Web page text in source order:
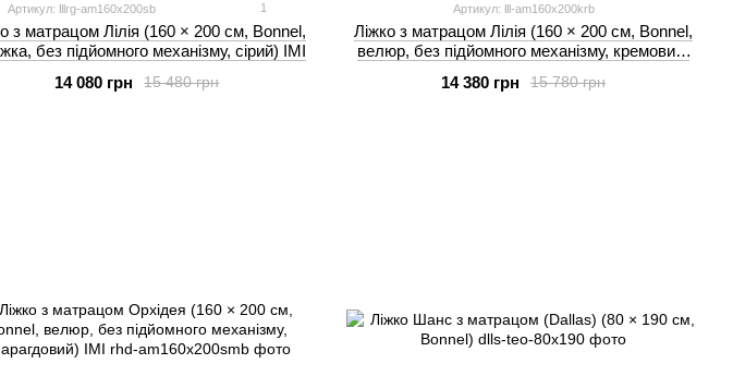
Артикул: lllrg-am160x200sb 1
з матрацом Лілія (160 × 200 см, Bonnel,
без підйомного механізму, сірий) IMI
15 480 грн
14 080 грн
Артикул: lll-am160x200krb
Ліжко з матрацом Лілія (160 × 200 см, Bonnel,
велюр, без підйомного механізму, кремовий)
15 780 грн
14 380 грн